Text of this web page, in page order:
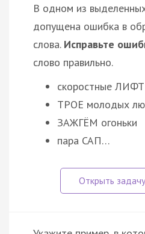
В одном из
допущена ошибка в
слова. Исправьте
слово правильно.
скоростные
ТРОЕ молодых
ЗАЖГЁМ огоньки
пара САП…